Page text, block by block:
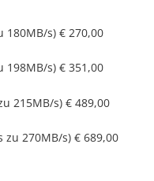
180MB/s) € 270,00
198MB/s) € 351,00
215MB/s) € 489,00
zu 270MB/s) € 689,00